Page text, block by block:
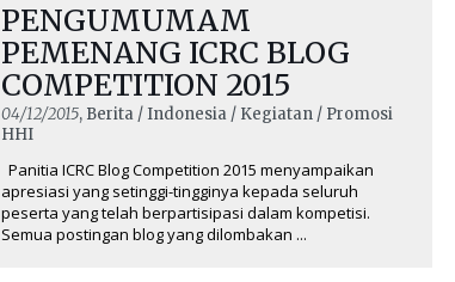
PENGUMUMAM
PEMENANG ICRC BLOG
COMPETITION 2015
04/12/2015, Berita / Indonesia / Kegiatan / Promosi
HHI
Panitia ICRC Blog Competition 2015 menyampaikan
apresiasi yang setinggi-tingginya kepada seluruh
peserta yang telah berpartisipasi dalam kompetisi.
Semua postingan blog yang dilombakan ...